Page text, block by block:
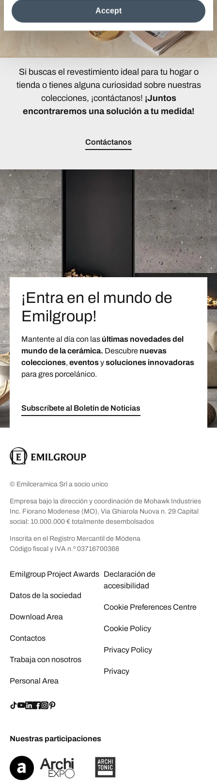
the site after installing only technical cookies. For more
information see the
Cookie Policy
Accept
Si buscas el revestimiento ideal para tu hogar o
tienda o tienes alguna curiosidad sobre nuestras
colecciones, ¡contáctanos! ¡Juntos
encontraremos una solución a tu medida!
Contáctanos
¡Entra en el mundo de
Emilgroup!
Mantente al día con las últimas novedades del
mundo de la cerámica. Descubre nuevas
colecciones, eventosysoluciones innovadoras
para gres porcelánico.
Subscríbete al Boletín de Noticias
© Emilceramica Srl a socio unico
Empresa bajo la dirección y coordinación de Mohawk Industries
Inc. Fiorano Modenese (MO), Via Ghiarola Nuova n. 29 Capital
social: 10.000.000 € totalmente desembolsados
Inscrita en el Registro Mercantil de Módena
Código fiscal y IVA n.º 03716700368
Emilgroup Project Awards
Datos de la sociedad
Download Area
Contactos
Trabaja con nosotros
Personal Area
Declaración de
accesibilidad
Cookie Preferences Centre
Cookie Policy
Privacy Policy
Privacy
Nuestras participaciones